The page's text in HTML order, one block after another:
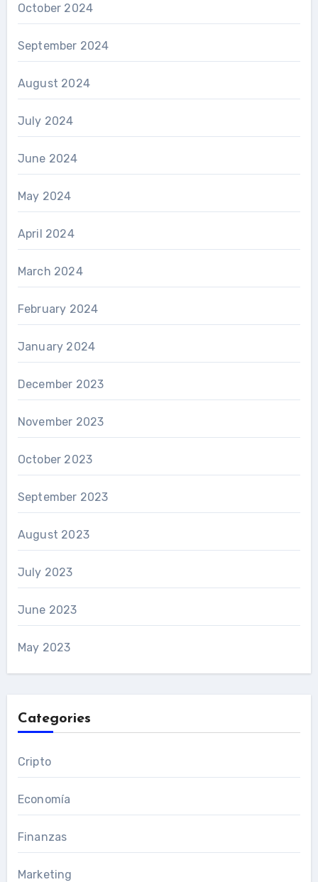
October 2024
September 2024
August 2024
July 2024
June 2024
May 2024
April 2024
March 2024
February 2024
January 2024
December 2023
November 2023
October 2023
September 2023
August 2023
July 2023
June 2023
May 2023
Categories
Cripto
Economía
Finanzas
Marketing